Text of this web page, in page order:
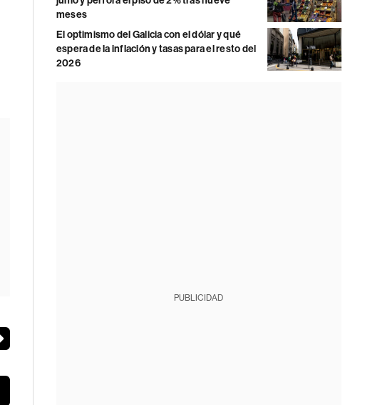
meses
El optimismo del Galicia con el dólar y qué
espera de la inflación y tasas para el resto del
2026
PUBLICIDAD